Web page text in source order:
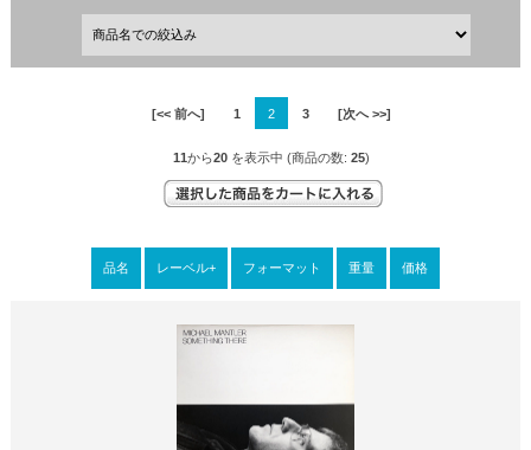
[<< 前へ] 1 2 3 [次へ >>]
11から20 を表示中 (商品の数: 25)
品名 レーベル+ フォーマット 重量 価格